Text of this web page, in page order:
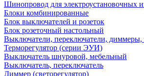
Шинопровод для электроустановочных
Блоки комбинированные
Блок выключателей и розеток
Блок розеточный настольный
Выключатели, переключатели, диммеры,
Терморегулятор (серии ЭУИ)
Выключатель шнуровой, мебельный
Выключатель, переключатель
Диммер (светорегулятор)